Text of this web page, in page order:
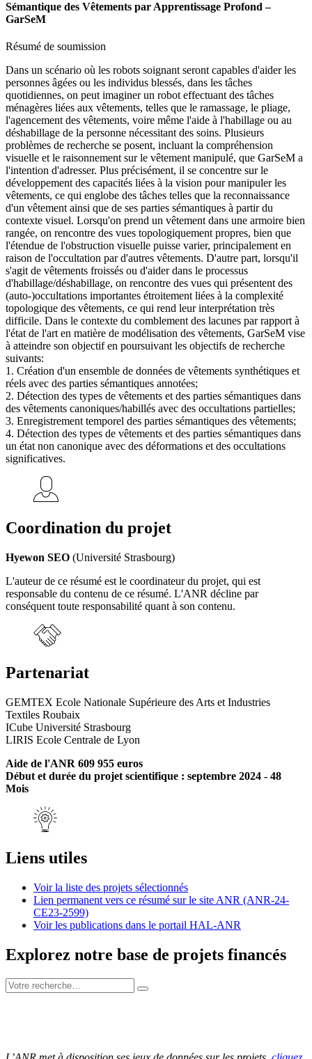
Sémantique des Vêtements par Apprentissage Profond –
GarSeM
Résumé de soumission
Dans un scénario où les robots soignant seront capables d'aider les
personnes âgées ou les individus blessés, dans les tâches
quotidiennes, on peut imaginer un robot effectuant des tâches
ménagères liées aux vêtements, telles que le ramassage, le pliage,
l'agencement des vêtements, voire même l'aide à l'habillage ou au
déshabillage de la personne nécessitant des soins. Plusieurs
problèmes de recherche se posent, incluant la compréhension
visuelle et le raisonnement sur le vêtement manipulé, que GarSeM a
l'intention d'adresser. Plus précisément, il se concentre sur le
développement des capacités liées à la vision pour manipuler les
vêtements, ce qui englobe des tâches telles que la reconnaissance
d'un vêtement ainsi que de ses parties sémantiques à partir du
contexte visuel. Lorsqu'on prend un vêtement dans une armoire bien
rangée, on rencontre des vues topologiquement propres, bien que
l'étendue de l'obstruction visuelle puisse varier, principalement en
raison de l'occultation par d'autres vêtements. D'autre part, lorsqu'il
s'agit de vêtements froissés ou d'aider dans le processus
d'habillage/déshabillage, on rencontre des vues qui présentent des
(auto-)occultations importantes étroitement liées à la complexité
topologique des vêtements, ce qui rend leur interprétation très
difficile. Dans le contexte du comblement des lacunes par rapport à
l'état de l'art en matière de modélisation des vêtements, GarSeM vise
à atteindre son objectif en poursuivant les objectifs de recherche
suivants:
1. Création d'un ensemble de données de vêtements synthétiques et
réels avec des parties sémantiques annotées;
2. Détection des types de vêtements et des parties sémantiques dans
des vêtements canoniques/habillés avec des occultations partielles;
3. Enregistrement temporel des parties sémantiques des vêtements;
4. Détection des types de vêtements et des parties sémantiques dans
un état non canonique avec des déformations et des occultations
significatives.
Coordination du projet
Hyewon SEO (Université Strasbourg)
L'auteur de ce résumé est le coordinateur du projet, qui est
responsable du contenu de ce résumé. L'ANR décline par
conséquent toute responsabilité quant à son contenu.
Partenariat
GEMTEX Ecole Nationale Supérieure des Arts et Industries
Textiles Roubaix
ICube Université Strasbourg
LIRIS Ecole Centrale de Lyon
Aide de l'ANR 609 955 euros
Début et durée du projet scientifique : septembre 2024 - 48
Mois
Liens utiles
Voir la liste des projets sélectionnés
Lien permanent vers ce résumé sur le site ANR (ANR-24-
CE23-2599)
Voir les publications dans le portail HAL-ANR
Explorez notre base de projets financés